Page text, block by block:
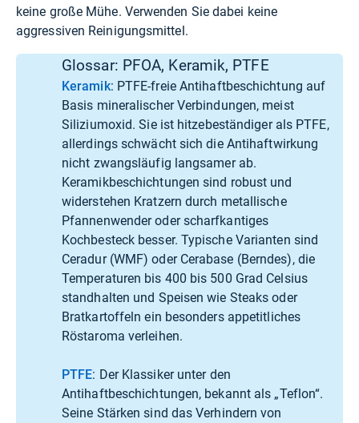
keine große Mühe. Verwenden Sie dabei keine
aggressiven Reinigungsmittel.
Glossar: PFOA, Keramik, PTFE
Keramik: PTFE-freie Antihaftbeschichtung auf
Basis mineralischer Verbindungen, meist
Siliziumoxid. Sie ist hitzebeständiger als PTFE,
allerdings schwächt sich die Antihaftwirkung
nicht zwangsläufig langsamer ab.
Keramikbeschichtungen sind robust und
widerstehen Kratzern durch metallische
Pfannenwender oder scharfkantiges
Kochbesteck besser. Typische Varianten sind
Ceradur (WMF) oder Cerabase (Berndes), die
Temperaturen bis 400 bis 500 Grad Celsius
standhalten und Speisen wie Steaks oder
Bratkartoffeln ein besonders appetitliches
Röstaroma verleihen.
PTFE: Der Klassiker unter den
Antihaftbeschichtungen, bekannt als „Teflon“.
Seine Stärken sind das Verhindern von